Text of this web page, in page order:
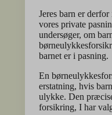
Jeres barn er
vores private
undersøger, om
barnet er i pasning.
En
erstatning, hvis
ulykke. Den
forsikring, I har